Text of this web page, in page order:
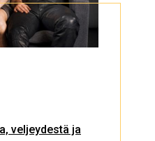
veljeydestä ja